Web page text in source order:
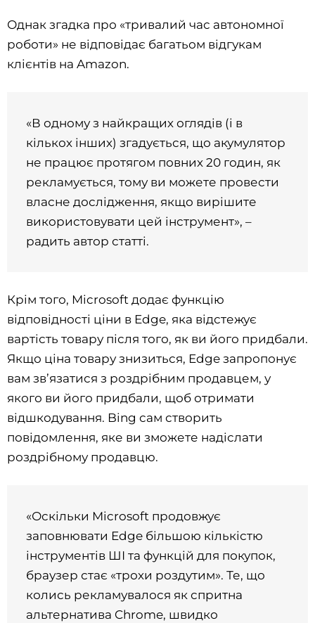
Однак згадка про «тривалий час автономної
роботи» не відповідає багатьом відгукам
клієнтів на Amazon.
«В одному з найкращих оглядів (і в
кількох інших) згадується, що акумулятор
не працює протягом повних 20 годин, як
рекламується, тому ви можете провести
власне дослідження, якщо вирішите
використовувати цей інструмент», –
радить автор статті.
Крім того, Microsoft додає функцію
відповідності ціни в Edge, яка відстежує
вартість товару після того, як ви його придбали.
Якщо ціна товару знизиться, Edge запропонує
вам зв’язатися з роздрібним продавцем, у
якого ви його придбали, щоб отримати
відшкодування. Bing сам створить
повідомлення, яке ви зможете надіслати
роздрібному продавцю.
«Оскільки Microsoft продовжує
заповнювати Edge більшою кількістю
інструментів ШІ та функцій для покупок,
браузер стає «трохи роздутим». Те, що
колись рекламувалося як спритна
альтернатива Chrome, швидко